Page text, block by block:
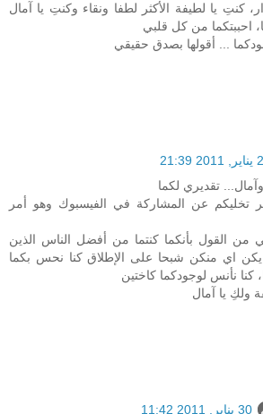
كنتِ يا لطيفة الأكثر لطفا ونقاء وكنتِ يا آمال
احببتكما من كل قلبي
... أقولها بصدق حقيقي
21:39
تقديري لكما
تخليكم عن المشاركة في الفيسبوك وهو أمر
من القول بأنكما كنتما من أفضل الناس الذين
يكن اي منكن شبحا على الإطلاق كنا نحس بكما
كنا نأنس لوجودكما كاختين
ولكِ يا آمال
30 يناير, 2011 11:42